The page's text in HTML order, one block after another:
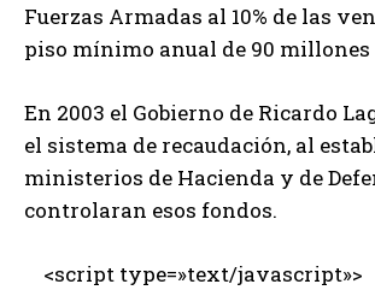
Fuerzas Armadas al 10% de las
piso mínimo anual de 90 millones
En 2003 el Gobierno de Ricardo
el sistema de recaudación, al
ministerios de Hacienda y de
controlaran esos fondos.
<script type=»text/javascript»>